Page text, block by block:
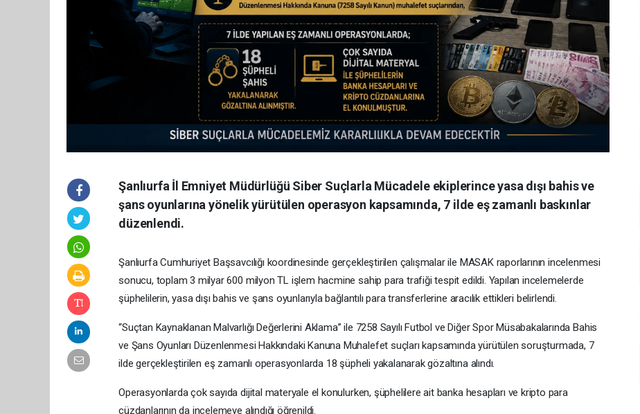
Şanlıurfa İl Emniyet Müdürlüğü Siber Suçlarla Mücadele ekiplerince yasa dışı bahis ve
şans oyunlarına yönelik yürütülen operasyon kapsamında, 7 ilde eş zamanlı baskınlar
düzenlendi.
Şanlıurfa Cumhuriyet Başsavcılığı koordinesinde gerçekleştirilen çalışmalar ile MASAK raporlarının incelenmesi
sonucu, toplam 3 milyar 600 milyon TL işlem hacmine sahip para trafiği tespit edildi. Yapılan incelemelerde
şüphelilerin, yasa dışı bahis ve şans oyunlarıyla bağlantılı para transferlerine aracılık ettikleri belirlendi.
“Suçtan Kaynaklanan Malvarlığı Değerlerini Aklama” ile 7258 Sayılı Futbol ve Diğer Spor Müsabakalarında Bahis
ve Şans Oyunları Düzenlenmesi Hakkındaki Kanuna Muhalefet suçları kapsamında yürütülen soruşturmada, 7
ilde gerçekleştirilen eş zamanlı operasyonlarda 18 şüpheli yakalanarak gözaltına alındı.
Operasyonlarda çok sayıda dijital materyale el konulurken, şüphelilere ait banka hesapları ve kripto para
cüzdanlarının da incelemeye alındığı öğrenildi.